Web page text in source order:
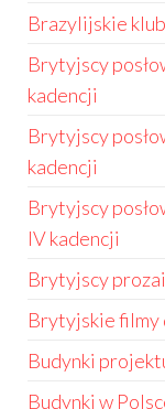
Brazylijskie
Brytyjscy
kadencji
Brytyjscy
kadencji
Brytyjscy
IV kadencji
Brytyjscy
Brytyjskie filmy
Budynki
Budynki w